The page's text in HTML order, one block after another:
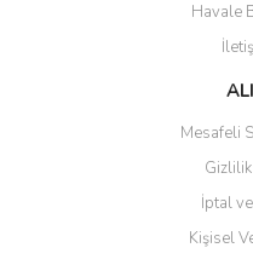
Ürün açıklamasında eksik
Ürün bilgilerinde hatalar
Ürün fiyatı diğer sitelerden
Havale
Mesafeli
İptal
Kişisel